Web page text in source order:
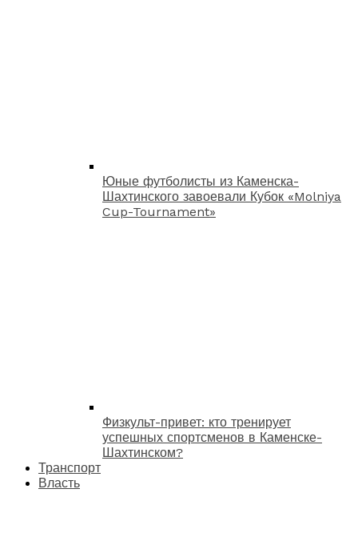
Юные футболисты из Каменска-
Шахтинского завоевали Кубок «Molniya
Cup-Tournament»
Физкульт-привет: кто тренирует
успешных спортсменов в Каменске-
Шахтинском?
Транспорт
Власть